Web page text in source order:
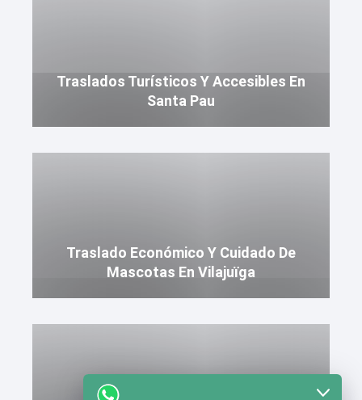
Traslados Turísticos Y Accesibles En
Santa Pau
Traslado Económico Y Cuidado De
Mascotas En Vilajuïga